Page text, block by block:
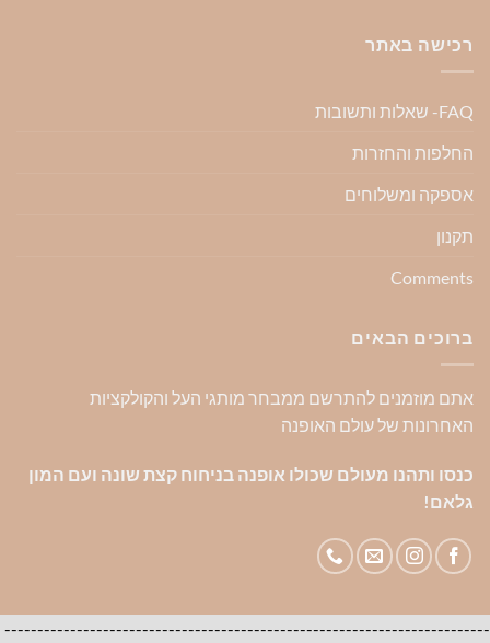
רכישה באתר
FAQ- שאלות ותשובות
החלפות והחזרות
אספקה ומשלוחים
תקנון
Comments
ברוכים הבאים
אתם מוזמנים להתרשם ממבחר מותגי העל והקולקציות
האחרונות של עולם האופנה
כנסו ותהנו מעולם שכולו אופנה בניחוח קצת שונה ועם המון
גלאם!
--------------------------------------------------------------------------